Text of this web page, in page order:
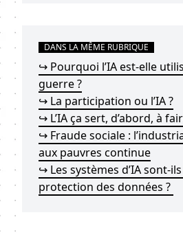
DANS LA MÊME RUBRIQUE
↪ Pourquoi l’IA est-elle
guerre ?
↪ La participation ou l’IA ?
↪ L’IA ça sert, d’abord, à
↪ Fraude sociale :
aux pauvres continue
↪ Les systèmes d’IA sont-
protection des données ?